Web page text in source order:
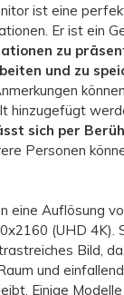
ist eine
Er ist ein
zu
und zu
hinzugefügt
sich per
Personen
eine Auflösung
(UHD 4K).
Bild,
und
Einige